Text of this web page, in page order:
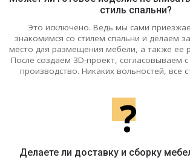
стиль спальни?
Это исключено. Ведь мы сами
знакомимся со стилем спальни и делаем
место для размещения мебели, а также ее
После создаем 3D-проект, согласовываем
производство. Никаких вольностей, все
?
Делаете ли доставку и сборку